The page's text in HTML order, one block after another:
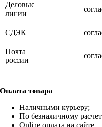
Деловые
линии
СДЭК
Почта
россии
Оплата товара
Наличными курьеру;
По безналичному
Online оплата на сайте.